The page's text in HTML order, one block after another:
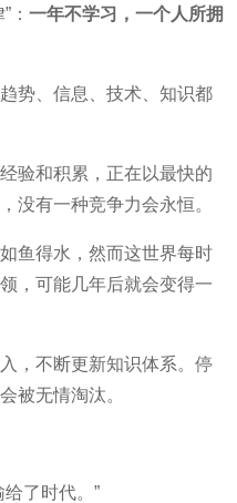
： 一年不学习，一个人所拥
势、信息、技术、知识都
验和积累，正在以最快的
没有一种竞争力会永恒。
鱼得水，然而这世界每时
，可能几年后就会变得一
，不断更新知识体系。停
被无情淘汰。
了时代。”